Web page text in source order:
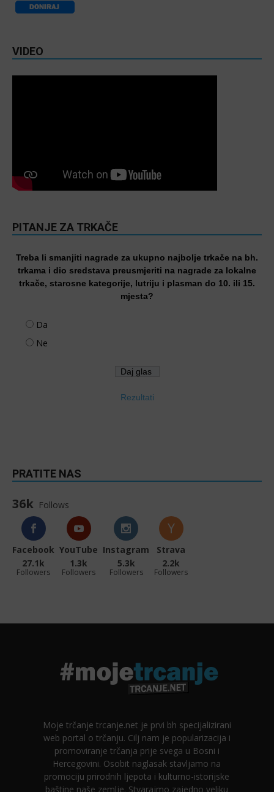
VIDEO
PITANJE ZA TRKAČE
Treba li smanjiti nagrade za ukupno najbolje trkače na bh.
trkama i dio sredstava preusmjeriti na nagrade za lokalne
trkače, starosne kategorije, lutriju i plasman do 10. ili 15.
mjesta?
Da
Ne
Rezultati
PRATITE NAS
36k Follows
Facebook
27.1k
Followers
YouTube
1.3k
Followers
Instagram
5.3k
Followers
Strava
2.2k
Followers
Moje trčanje trcanje.net je prvi bh specijalizirani
web portal o trčanju. Cilj nam je popularizacija i
promoviranje trčanja prije svega u Bosni i
Hercegovini. Osobit naglasak stavljamo na
promociju prirodnih ljepota i kulturno-istorijske
baštine naše zemlje. Stvarajmo zajedno veliku